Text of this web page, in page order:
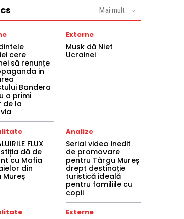
Mai mult
cere
să renunțe
in
Bandera
a primi
de la
Externe
Musk dă Niet
Ucrainei
FLUX
dă de
cu Mafia
din
Mureș
Analize
Serial video inedit
de promovare
pentru Târgu Mureș
drept destinație
turistică ideală
pentru familiile cu
copii
Externe